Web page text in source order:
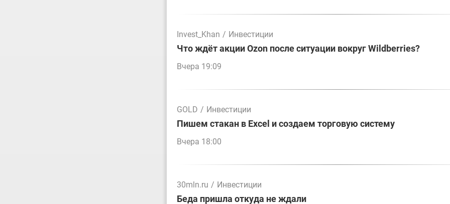
Invest_Khan / Инвестиции
Что ждёт акции Ozon после ситуации вокруг Wildberries?
Вчера 19:09
GOLD / Инвестиции
Пишем стакан в Excel и создаем торговую систему
Вчера 18:00
30mln.ru / Инвестиции
Беда пришла откуда не ждали